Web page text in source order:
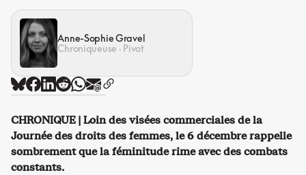
Anne-Sophie Gravel
Chroniqueuse · Pivot
CHRONIQUE | Loin des visées commerciales de la
Journée des droits des femmes, le 6 décembre rappelle
sombrement que la féminitude rime avec des combats
constants.